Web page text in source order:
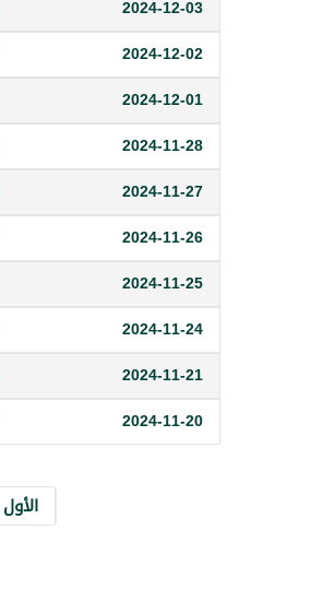
2024-12-03
2024-12-02
2024-12-01
2024-11-28
2024-11-27
2024-11-26
2024-11-25
2024-11-24
2024-11-21
2024-11-20
الأول